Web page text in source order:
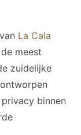
La Cala
meest
zuidelijke
binnen